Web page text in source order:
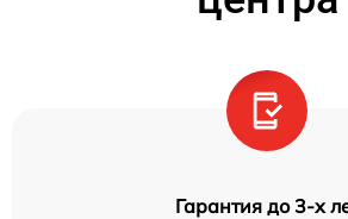
Гарантия до 3-х